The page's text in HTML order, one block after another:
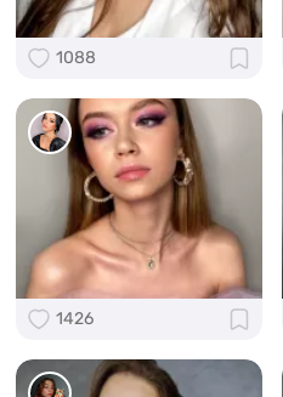
1088
1426